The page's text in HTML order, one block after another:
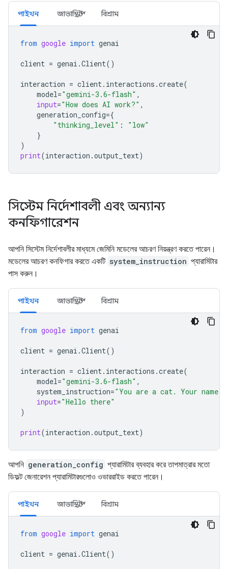
পাইথন জাভাস্ক্রিপ্ট বিশ্রাম
from google import genai
client = genai .Client()
interaction = client. interactions .create(
model="gemini-3.6-flash" ,
input="How does AI work?" ,
generation_config={
"thinking_level" :
"low"
}
)
print(interaction .output_text)
সিস্টেম নির্দেশাবলী এবং অন্যান্য
কনফিগারেশন
আপনি সিস্টেম নির্দেশাবলীর মাধ্যমে জেমিনি মডেলের আচরণ নিয়ন্ত্রণ করতে পারেন।
মডেলের আচরণ কনফিগার করতে একটি system_instruction প্যারামিটার
পাস করুন।
পাইথন জাভাস্ক্রিপ্ট বিশ্রাম
from google import genai
client = genai .Client()
interaction = client. interactions .create(
model="gemini-3.6-flash" ,
system_instruction="You are a cat. Your name
input="Hello there"
)
print(interaction .output_text)
আপনি generation_config প্যারামিটার ব্যবহার করে তাপমাত্রার মতো
ডিফল্ট জেনারেশন প্যারামিটারগুলোও ওভাররাইড করতে পারেন।
পাইথন জাভাস্ক্রিপ্ট বিশ্রাম
from google import genai
client = genai .Client()